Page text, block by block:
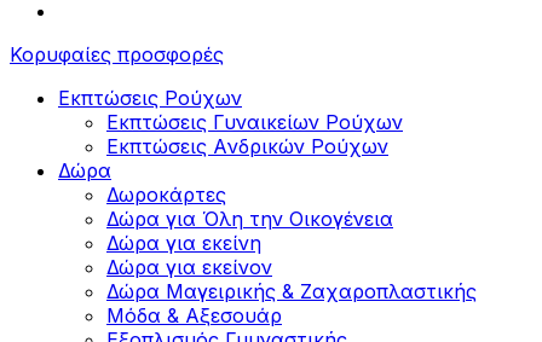
Κορυφαίες προσφορές
Εκπτώσεις Ρούχων
Εκπτώσεις Γυναικείων Ρούχων
Εκπτώσεις Aνδρικών Ρούχων
Δώρα
Δωροκάρτες
Δώρα για Όλη την Οικογένεια
Δώρα για εκείνη
Δώρα για εκείνον
Δώρα Μαγειρικής & Ζαχαροπλαστικής
Μόδα & Αξεσουάρ